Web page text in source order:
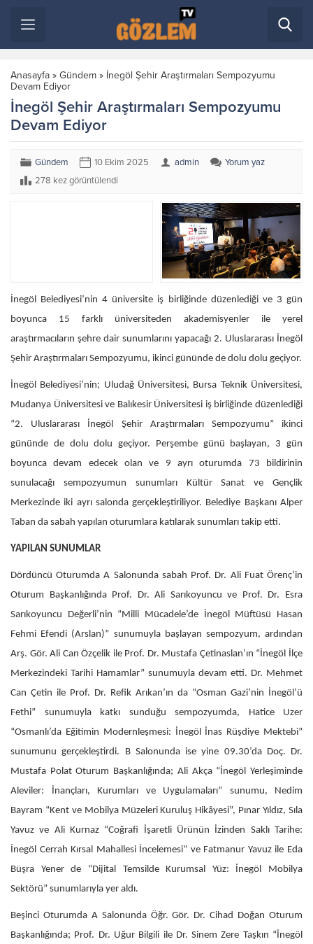
Anasayfa » Gündem » İnegöl Şehir Araştırmaları Sempozyumu
Devam Ediyor
İnegöl Şehir Araştırmaları Sempozyumu
Devam Ediyor
Gündem 10 Ekim 2025 admin
Yorum yaz
278 kez görüntülendi
İnegöl Belediyesi’nin 4 üniversite iş birliğinde düzenlediği ve 3 gün
boyunca 15 farklı üniversiteden akademisyenler ile yerel
araştırmacıların şehre dair sunumlarını yapacağı 2. Uluslararası İnegöl
Şehir Araştırmaları Sempozyumu, ikinci gününde de dolu dolu geçiyor.
İnegöl Belediyesi’nin; Uludağ Üniversitesi, Bursa Teknik Üniversitesi,
Mudanya Üniversitesi ve Balıkesir Üniversitesi iş birliğinde düzenlediği
“2. Uluslararası İnegöl Şehir Araştırmaları Sempozyumu” ikinci
gününde de dolu dolu geçiyor. Perşembe günü başlayan, 3 gün
boyunca devam edecek olan ve 9 ayrı oturumda 73 bildirinin
sunulacağı sempozyumun sunumları Kültür Sanat ve Gençlik
Merkezinde iki ayrı salonda gerçekleştiriliyor. Belediye Başkanı Alper
Taban da sabah yapılan oturumlara katılarak sunumları takip etti.
YAPILAN SUNUMLAR
Dördüncü Oturumda A Salonunda sabah Prof. Dr. Ali Fuat Örenç’in
Oturum Başkanlığında Prof. Dr. Ali Sarıkoyuncu ve Prof. Dr. Esra
Sarıkoyuncu Değerli’nin “Milli Mücadele’de İnegöl Müftüsü Hasan
Fehmi Efendi (Arslan)” sunumuyla başlayan sempozyum, ardından
Arş. Gör. Ali Can Özçelik ile Prof. Dr. Mustafa Çetinaslan’ın “İnegöl İlçe
Merkezindeki Tarihi Hamamlar” sunumuyla devam etti. Dr. Mehmet
Can Çetin ile Prof. Dr. Refik Arıkan’ın da “Osman Gazi’nin İnegöl’ü
Fethi” sunumuyla katkı sunduğu sempozyumda, Hatice Uzer
“Osmanlı’da Eğitimin Modernleşmesi: İnegöl İnas Rüşdiye Mektebi”
sunumunu gerçekleştirdi. B Salonunda ise yine 09.30’da Doç. Dr.
Mustafa Polat Oturum Başkanlığında; Ali Akça “İnegöl Yerleşiminde
Aleviler: İnançları, Kurumları ve Uygulamaları” sunumu, Nedim
Bayram “Kent ve Mobilya Müzeleri Kuruluş Hikâyesi”, Pınar Yıldız, Sıla
Yavuz ve Ali Kurnaz “Coğrafi İşaretli Ürünün İzinden Saklı Tarihe:
İnegöl Cerrah Kırsal Mahallesi İncelemesi” ve Fatmanur Yavuz ile Eda
Büşra Yener de “Dijital Temsilde Kurumsal Yüz: İnegöl Mobilya
Sektörü” sunumlarıyla yer aldı.
Beşinci Oturumda A Salonunda Öğr. Gör. Dr. Cihad Doğan Oturum
Başkanlığında; Prof. Dr. Uğur Bilgili ile Dr. Sinem Zere Taşkın “İnegöl